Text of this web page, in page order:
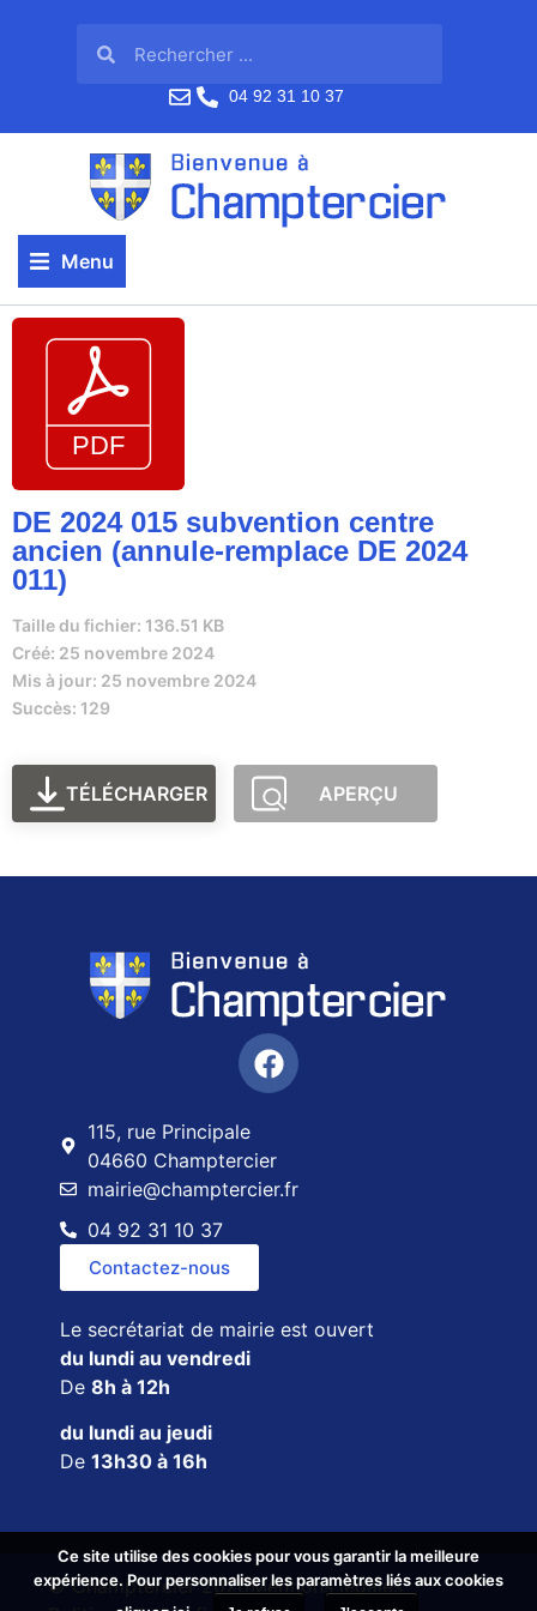
04 92 31 10 37
Menu
DE 2024 015 subvention centre
ancien (annule-remplace DE 2024
011)
Taille du fichier: 136.51 KB
Créé: 25 novembre 2024
Mis à jour: 25 novembre 2024
Succès: 129
TÉLÉCHARGER APERÇU
115, rue Principale
04660 Champtercier
mairie@champtercier.fr
04 92 31 10 37
Contactez-nous
Le secrétariat de mairie est ouvert
du lundi au vendredi
De 8h à 12h
du lundi au jeudi
De 13h30 à 16h
© Champtercier 2026Mentions légales
Ce site utilise des cookies pour vous garantir la meilleure
expérience. Pour personnaliser les paramètres liés aux cookies
Ce site utilise des cookies pour vous garantir la meilleure
expérience. Pour personnaliser les paramètres liés aux cookies